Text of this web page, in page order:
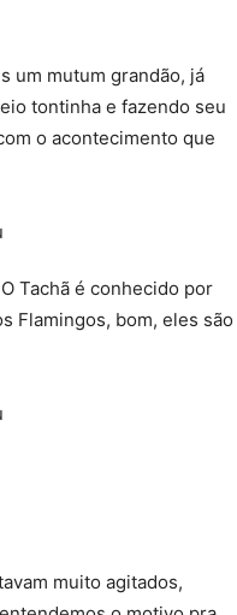
um mutum grandão, já
tontinha e fazendo seu
o acontecimento que
Tachã é conhecido por
Flamingos, bom, eles são
muito agitados,